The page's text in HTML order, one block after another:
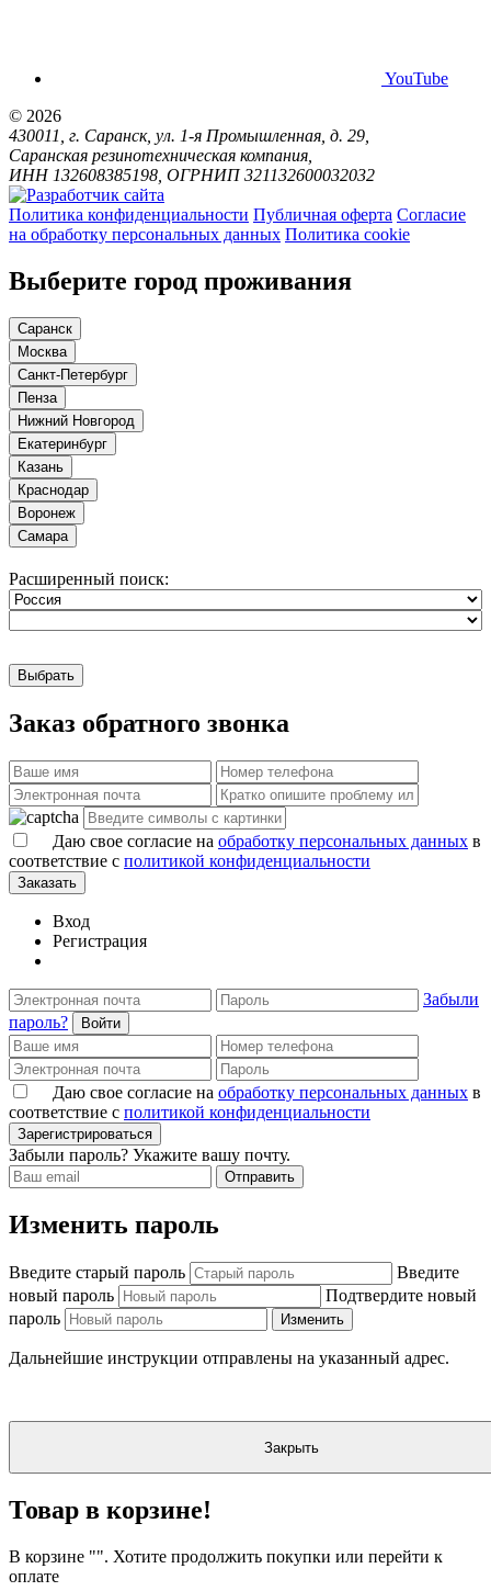
YouTube
© 2026
430011, г. Саранск, ул. 1-я Промышленная, д. 29,
Саранская резинотехническая компания,
ИНН 132608385198, ОГРНИП 321132600032032
Политика конфиденциальности Публичная оферта Согласие
на обработку персональных данных Политика cookie
Выберите город проживания
Саранск
Москва
Санкт-Петербург
Пенза
Нижний Новгород
Екатеринбург
Казань
Краснодар
Воронеж
Самара
Расширенный поиск:
Выбрать
Заказ обратного звонка
Даю свое согласие на обработку персональных данных в
соответствие с политикой конфиденциальности
Заказать
Вход
Регистрация
Забыли
пароль?
Войти
Даю свое согласие на обработку персональных данных в
соответствие с политикой конфиденциальности
Зарегистрироваться
Забыли пароль? Укажите вашу почту.
Отправить
Изменить пароль
Введите старый пароль
Введите
новый пароль
Подтвердите новый
пароль
Изменить
Дальнейшие инструкции отправлены на указанный адрес.
Закрыть
Товар в корзине!
В корзине "". Хотите продолжить покупки или перейти к
оплате